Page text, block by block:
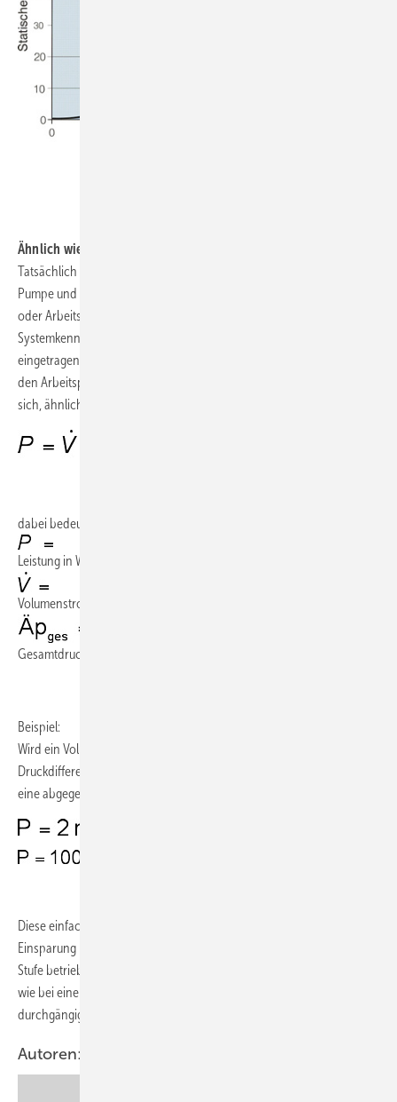
Ähnlich wie ne’ Pumpe
Tatsächlich findet man Überschneidungen in den Eigenschaften einer
Pumpe und denen eines Ventilators. Beispielsweise ist der Betriebs-
oder Arbeitspunkt analog ermittelbar. Eine so genannte
Systemkennlinie wird in die Ventilatorkennlinie eines Herstellers
eingetragen (Diagramm 2). Der Schnittpunkt der beiden Linien ergibt
den Arbeitspunkt eines Ventilators. Die Leistung eines Ventilators lässt
sich, ähnlich wie bei einer Pumpe, mittels der einfachen Beziehung:
dabei bedeutet
Leistung in W
Volumenstrom in m³/s
Gesamtdruckdifferenz in Pa
Beispiel:
Wird ein Volumenstrom von 2 m³/s (7200 m³/h) bei einer
Druckdifferenz von 50 Pa mittels Ventilator gefördert so ergibt sich
eine abgegebene Leistung von:
Diese einfache Beziehung macht klar, welches Potenzial zur
Einsparung besteht, wenn ein Ventilator nicht immer auf der höchsten
Stufe betrieben wird. Eine dem Bedarf angepasste Leistung verringert,
wie bei einer Pumpe, den Energieverbrauch gegenüber einem
durchgängigen Volllastbetrieb.
Autoren: